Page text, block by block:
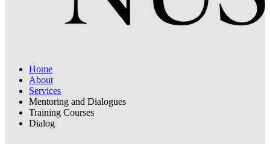
Home
About
Services
Mentoring and Dialogues
Training Courses
Dialog